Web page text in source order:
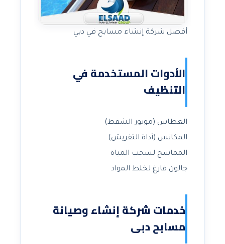
أفضل شركة إنشاء مسابح في دبي
الأدوات المستخدمة في
التنظيف
الغطاس (موتور الشفط)
المكانس (أداة التفريش)
المماسح لسحب المياة
جالون فارغ لخلط المواد
خدمات شركة إنشاء وصيانة
مسابح دبى